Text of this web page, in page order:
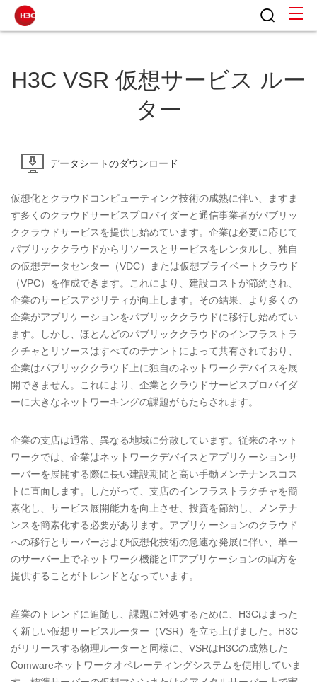
H3C VSR 仮想サービス ルー
ター
データシートのダウンロード
仮想化とクラウドコンピューティング技術の成熟に伴い、ますま
す多くのクラウドサービスプロバイダーと通信事業者がパブリッ
ククラウドサービスを提供し始めています。企業は必要に応じて
パブリッククラウドからリソースとサービスをレンタルし、独自
の仮想データセンター（VDC）または仮想プライベートクラウド
（VPC）を作成できます。これにより、建設コストが節約され、
企業のサービスアジリティが向上します。その結果、より多くの
企業がアプリケーションをパブリッククラウドに移行し始めてい
ます。しかし、ほとんどのパブリッククラウドのインフラストラ
クチャとリソースはすべてのテナントによって共有されており、
企業はパブリッククラウド上に独自のネットワークデバイスを展
開できません。これにより、企業とクラウドサービスプロバイダ
ーに大きなネットワーキングの課題がもたらされます。
企業の支店は通常、異なる地域に分散しています。従来のネット
ワークでは、企業はネットワークデバイスとアプリケーションサ
ーバーを展開する際に長い建設期間と高い手動メンテナンスコス
トに直面します。したがって、支店のインフラストラクチャを簡
素化し、サービス展開能力を向上させ、投資を節約し、メンテナ
ンスを簡素化する必要があります。アプリケーションのクラウド
への移行とサーバーおよび仮想化技術の急速な発展に伴い、単一
のサーバー上でネットワーク機能とITアプリケーションの両方を
提供することがトレンドとなっています。
産業のトレンドに追随し、課題に対処するために、H3Cはまった
く新しい仮想サービスルーター（VSR）を立ち上げました。H3C
がリリースする物理ルーターと同様に、VSRはH3Cの成熟した
Comwareネットワークオペレーティングシステムを使用していま